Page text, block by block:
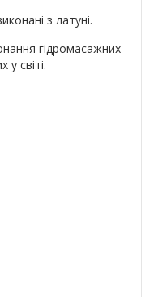
з латуні.
гідромасажних
світі.